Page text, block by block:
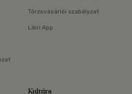
Törzsvásárlói szabályzat
Libri App
Kultúra